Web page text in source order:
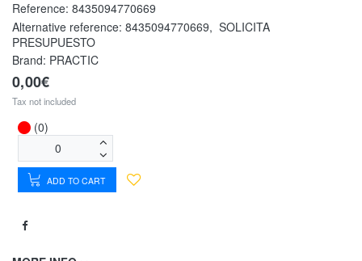
Reference: 8435094770669
Alternative reference: 8435094770669, SOLICITA
PRESUPUESTO
Brand: PRACTIC
0,00€
Tax not included
(0)
ADD TO CART